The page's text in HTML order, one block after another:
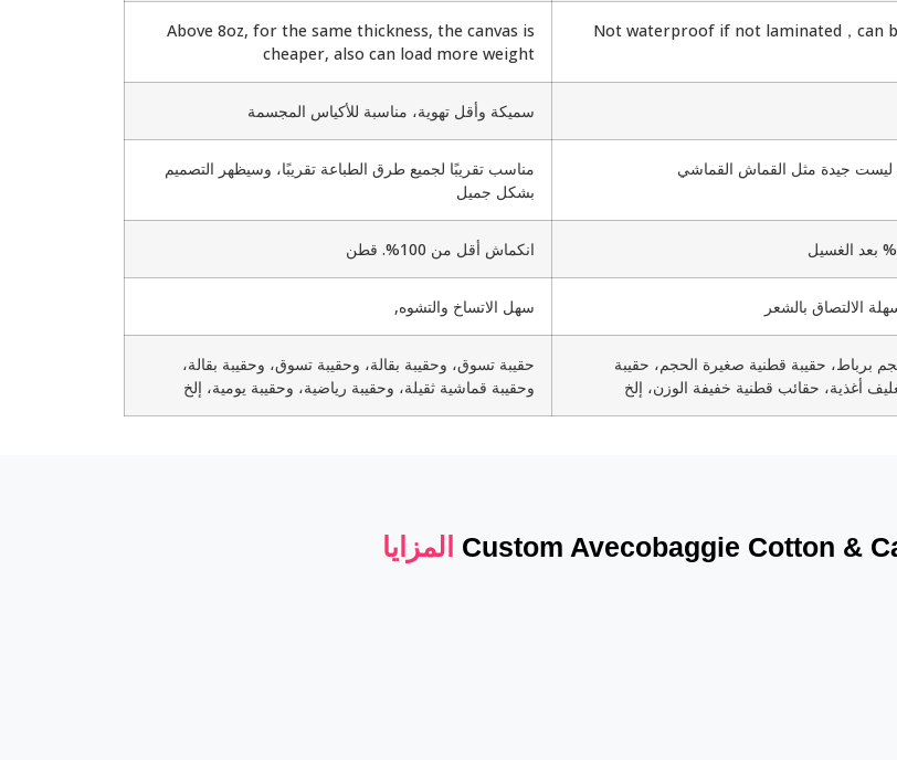
Not waterproof if not laminated，can
Above 8oz, for the same thickness, the canvas is
cheaper, also can load more weight
سميكة وأقل تهوية، مناسبة للأكياس المجسمة
ليست جيدة مثل القماش القماشي
مناسب تقريبًا لجميع طرق الطباعة تقريبًا، وسيظهر التصميم
بشكل جميل
انكماش أقل من 100%. قطن
الالتصاق بالشعر سهل الاتساخ والتشوه,
برباط، حقيبة قطنية صغيرة الحجم، حقيبة
أغذية، حقائب قطنية خفيفة الوزن، إلخ
حقيبة تسوق، وحقيبة بقالة، وحقيبة تسوق، وحقيبة بقالة،
وحقيبة قماشية ثقيلة، وحقيبة رياضية، وحقيبة يومية، إلخ
Custom Avecobaggie Cotton & المزايا